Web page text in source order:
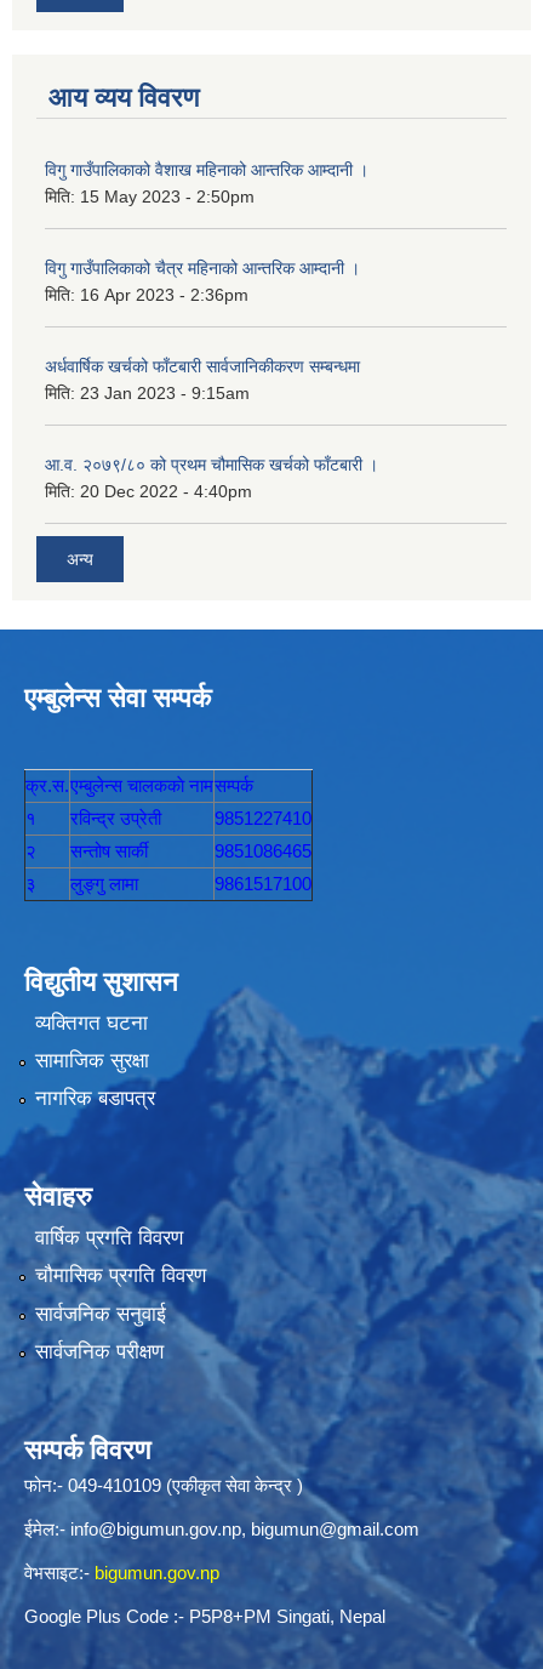
आय व्यय विवरण
विगु गाउँपालिकाको वैशाख महिनाको आन्तरिक आम्दानी ।
मिति: 15 May 2023 - 2:50pm
विगु गाउँपालिकाको चैत्र महिनाको आन्तरिक आम्दानी ।
मिति: 16 Apr 2023 - 2:36pm
अर्धवार्षिक खर्चको फाँटबारी सार्वजानिकीकरण सम्बन्धमा
मिति: 23 Jan 2023 - 9:15am
आ.व. २०७९/८० को प्रथम चौमासिक खर्चको फाँटबारी ।
मिति: 20 Dec 2022 - 4:40pm
अन्य
एम्बुलेन्स सेवा सम्पर्क
क्र.स.एम्बुलेन्स चालककाे नामसम्पर्क
१
रविन्द्र उप्रेती
9851227410
२
सन्तोष सार्की
9851086465
३
लुङ्गु लामा 9861517100
विद्युतीय सुशासन
व्यक्तिगत घटना
सामाजिक सुरक्षा
नागरिक बडापत्र
सेवाहरु
वार्षिक प्रगति विवरण
चौमासिक प्रगति विवरण
सार्वजनिक सनुवाई
सार्वजनिक परीक्षण
सम्पर्क विवरण
फोन:- 049-410109 (एकीकृत सेवा केन्द्र )
ईमेल:- info@bigumun.gov.np, bigumun@gmail.com
वेभसाइट:- bigumun.gov.np
Google Plus Code :- P5P8+PM Singati, Nepal